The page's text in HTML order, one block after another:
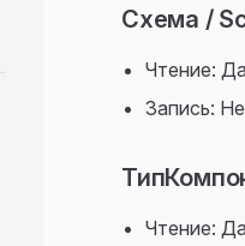
Схема /
Чтение: Да
Запись:
Чтение: Да